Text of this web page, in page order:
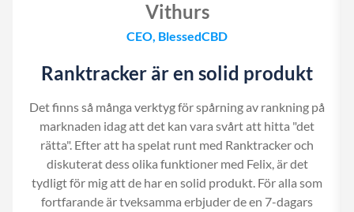
Vithurs
CEO, BlessedCBD
Ranktracker är en solid produkt
Det finns så många verktyg för spårning av rankning på
marknaden idag att det kan vara svårt att hitta "det
rätta". Efter att ha spelat runt med Ranktracker och
diskuterat dess olika funktioner med Felix, är det
tydligt för mig att de har en solid produkt. För alla som
fortfarande är tveksamma erbjuder de en 7-dagars